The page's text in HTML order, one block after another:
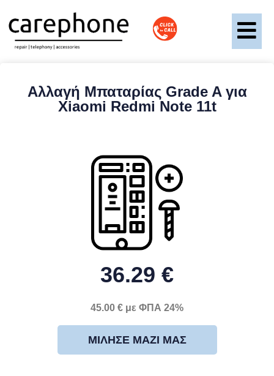
Αλλαγή Μπαταρίας Grade A για
Xiaomi Redmi Note 11t
36.29 €
45.00 € με ΦΠΑ 24%
ΜΊΛΗΣΕ ΜΑΖΊ ΜΑΣ